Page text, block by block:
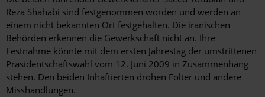
Reza Shahabi sind festgenommen worden und werden an
einem nicht bekannten Ort festgehalten. Die iranischen
Behörden erkennen die Gewerkschaft nicht an. Ihre
Festnahme könnte mit dem ersten Jahrestag der umstrittenen
Präsidentschaftswahl vom 12. Juni 2009 in Zusammenhang
stehen. Den beiden Inhaftierten drohen Folter und andere
Misshandlungen.